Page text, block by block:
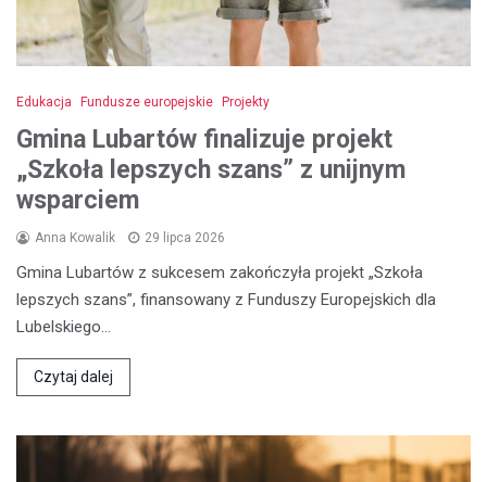
Edukacja Fundusze europejskie Projekty
Gmina Lubartów finalizuje projekt
„Szkoła lepszych szans” z unijnym
wsparciem
Anna Kowalik 29 lipca 2026
Gmina Lubartów z sukcesem zakończyła projekt „Szkoła
lepszych szans”, finansowany z Funduszy Europejskich dla
Lubelskiego…
Czytaj dalej